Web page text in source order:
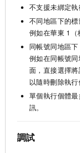
不支援未綁定
不同地區下的標
例如在華東 1（
同帳號同地區
例如在同帳號
面，直接選擇
以隨時刪除執
單個執行個體
訊。
調試